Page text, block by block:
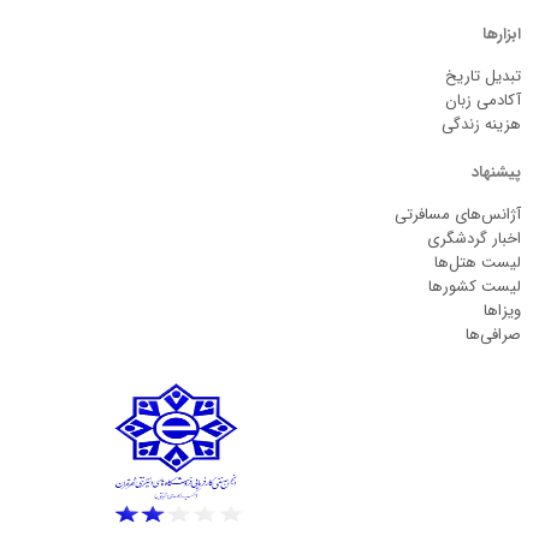
ابزارها
تبدیل تاریخ
آکادمی زبان
هزینه زندگی
پیشنهاد
آژانس‌های مسافرتی
اخبار گردشگری
لیست هتل‌ها
لیست کشورها
ویزاها
صرافی‌ها